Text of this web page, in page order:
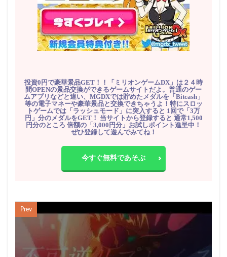
投資0円で豪華景品GET！！「ミリオンゲームDX」は２４時
間OPENの景品交換ができるゲームサイトだよ。普通のゲー
ムアプリなどと違い、MGDXでは貯めたメダルを「Bitcash」
等の電子マネーや豪華景品と交換できちゃうよ！特にスロッ
トゲームでは「ラッシュモード」に突入すると 1回で「3万
円」分のメダルをGET！ 当サイトから登録すると 通常1,500
円分のところ 倍額の「3,000円分」お試しポイント進呈中！
ぜひ登録して遊んでみてね！
今すぐ無料であそぶ
Prev